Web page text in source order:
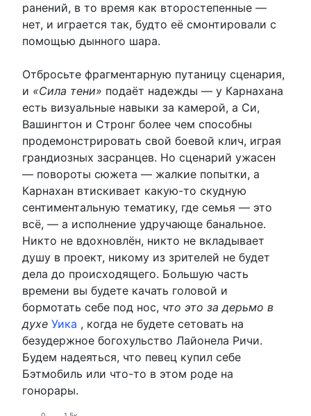
ранений, в то время как второстепенные —
нет, и играется так, будто её смонтировали с
помощью дынного шара.
Отбросьте фрагментарную путаницу сценария,
и «Сила тени» подаёт надежды — у Карнахана
есть визуальные навыки за камерой, а Си,
Вашингтон и Стронг более чем способны
продемонстрировать свой боевой клич, играя
грандиозных засранцев. Но сценарий ужасен
— повороты сюжета — жалкие попытки, а
Карнахан втискивает какую-то скудную
сентиментальную тематику, где семья — это
всё, — а исполнение удручающе банальное.
Никто не вдохновлён, никто не вкладывает
душу в проект, никому из зрителей не будет
дела до происходящего. Большую часть
времени вы будете качать головой и
бормотать себе под нос, что это задерьмо в
духе Уика , когда не будете сетовать на
безудержное богохульство Лайонела Ричи.
Будем надеяться, что певец купил себе
Бэтмобиль или что-то в этом роде на
гонорары.